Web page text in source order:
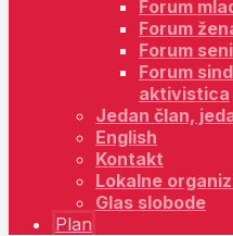
Forum
Forum
Forum
Forum
aktivistica
Jedan član,
English
Kontakt
Lokalne
Glas slobode
Plan